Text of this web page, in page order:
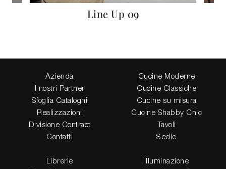
Line Up 09
Azienda
I nostri Partner
Sfoglia Cataloghi
Realizzazioni
Divisione Contract
Contatti
Cucine Moderne
Cucine Classiche
Cucine su misura
Cucine Shabby Chic
Tavoli
Sedie
Librerie
Illuminazione